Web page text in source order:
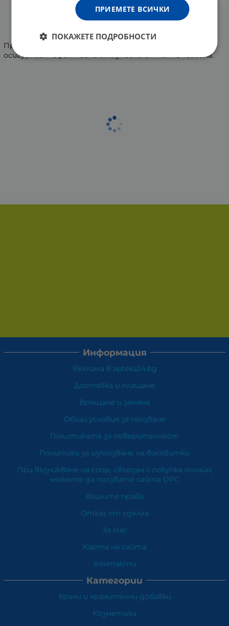
Продуктите от серията Intimate Hygiene Care
осигуряват ефективна ежедневна интимна хигиена.
Информация
Реклама в apteka24.bg
Доставка и плащане
Връщане и замяна
Общи условия за ползване
Политиката за поверителност
Политика за използване на бисквитки
При възникване на спор, свързан с покупка онлайн,
можете да ползвате сайта ОРС
Вашите права
Отказ от сделка
За Нас
Карта на сайта
Контакти
Категории
Храни и хранителни добавки
Козметика
ПРИЕМЕТЕ ВСИЧКИ
ПОКАЖЕТЕ ПОДРОБНОСТИ